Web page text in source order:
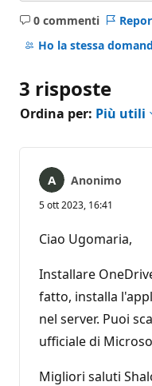
0 commenti
Nessun
commento
Ho la stessa
3 risposte
Ordina per: Più utili
Anonimo
5 ott 2023, 16:41
Ciao Ugomaria,
Installare
fatto, installa
nel server. Puoi
ufficiale di
Migliori saluti